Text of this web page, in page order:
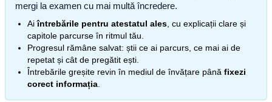
mergi la examen cu mai multă încredere.
Aiîntrebările pentru atestatul ales , cu explicații clare și
capitole parcurse în ritmul tău.
Progresul rămâne salvat: știi ce ai parcurs, ce mai ai de
repetat și cât de pregătit ești.
Întrebările greșite revin în mediul de învățare până fixezi
corect informația